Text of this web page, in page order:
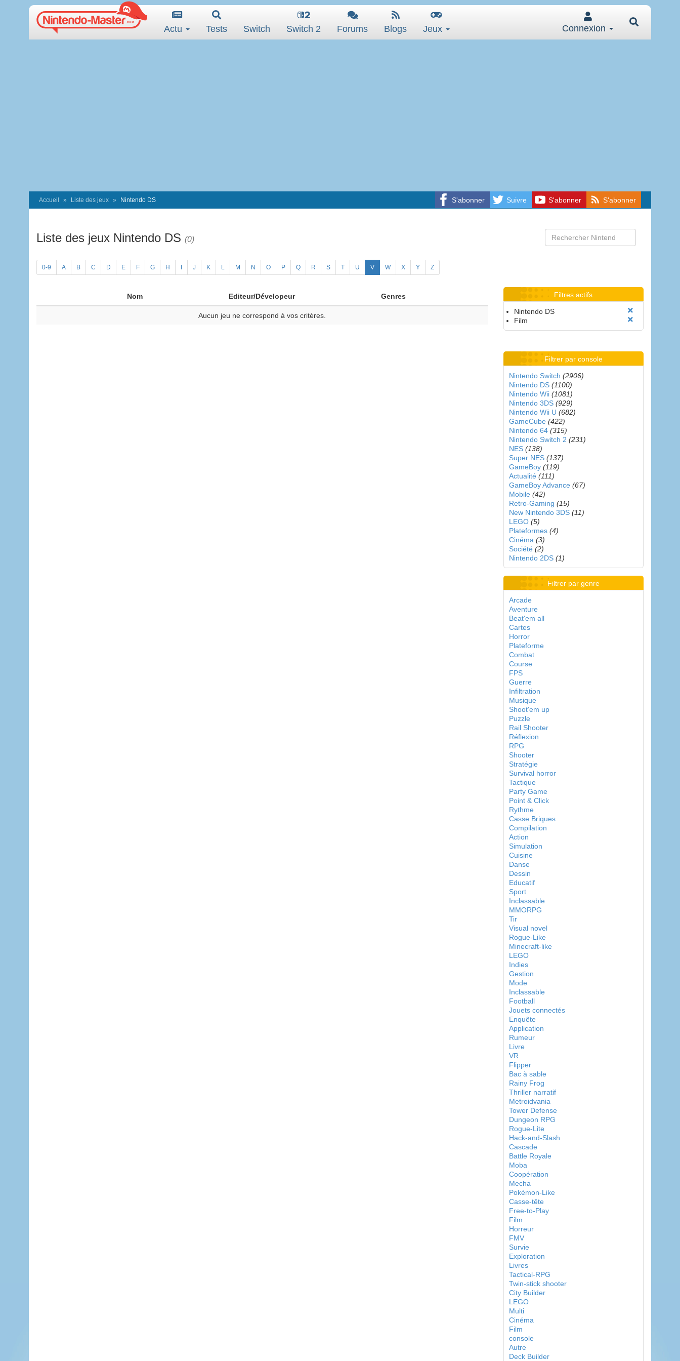
Actu Tests Switch Switch 2 Forums Blogs Jeux Connexion
S'abonner Suivre S'abonner S'abonner
Accueil Liste des jeux Nintendo DS
Liste des jeux Nintendo DS (0)
0-9 A B C D E F G H J K L M N O P Q R S T U V W X Y Z
Nom Editeur/Dévelopeur Genres
Aucun jeu ne correspond à vos critères.
Filtres actifs
Nintendo DS
Film
Filtrer par console
Nintendo Switch (2906)
Nintendo DS (1100)
Nintendo Wii (1081)
Nintendo 3DS (929)
Nintendo Wii U (682)
GameCube (422)
Nintendo 64 (315)
Nintendo Switch 2 (231)
NES (138)
Super NES (137)
GameBoy (119)
Actualité (111)
GameBoy Advance (67)
Mobile (42)
Retro-Gaming (15)
New Nintendo 3DS (11)
LEGO (5)
Plateformes (4)
Cinéma (3)
Société (2)
Nintendo 2DS (1)
Filtrer par genre
Arcade
Aventure
Beat'em all
Cartes
Horror
Plateforme
Combat
Course
FPS
Guerre
Infiltration
Musique
Shoot'em up
Puzzle
Rail Shooter
Réflexion
RPG
Shooter
Stratégie
Survival horror
Tactique
Party Game
Point & Click
Rythme
Casse Briques
Compilation
Action
Simulation
Cuisine
Danse
Dessin
Educatif
Sport
Inclassable
MMORPG
Tir
Visual novel
Rogue-Like
Minecraft-like
LEGO
Indies
Gestion
Mode
Inclassable
Football
Jouets connectés
Enquête
Application
Rumeur
Livre
VR
Flipper
Bac à sable
Rainy Frog
Thriller narratif
Metroidvania
Tower Defense
Dungeon RPG
Rogue-Lite
Hack-and-Slash
Cascade
Battle Royale
Moba
Coopération
Mecha
Pokémon-Like
Casse-tête
Free-to-Play
Film
Horreur
FMV
Survie
Exploration
Livres
Tactical-RPG
Twin-stick shooter
City Builder
LEGO
Multi
Cinéma
Film
console
Autre
Deck Builder